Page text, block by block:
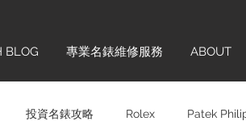
BLOG 專業名錶維修服務 ABOUT
投資名錶攻略 Rolex Patek